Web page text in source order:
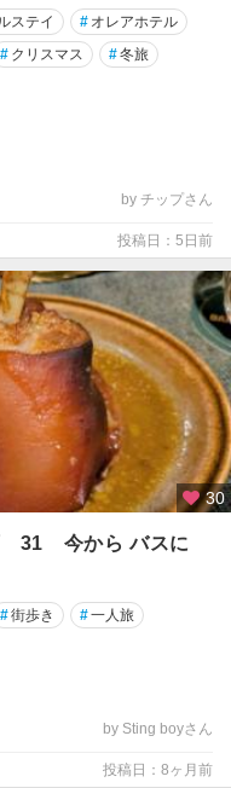
ステイ # オレアホテル
# クリスマス #冬旅
by チップさん
投稿日：5日前
30
31 今から バスに
#街歩き #一人旅
by Sting boyさん
投稿日：8ヶ月前